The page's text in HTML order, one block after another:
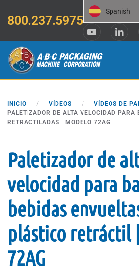
Saltar al contenido principal
800.237.5975
Spanish
INICIO VÍDEOS
VÍDEOS DE
PALETIZADOR DE ALTA VELOCIDAD PARA
RETRACTILADAS | MODELO 72AG
Paletizador de
velocidad para
bebidas
plástico retráctil
72AG